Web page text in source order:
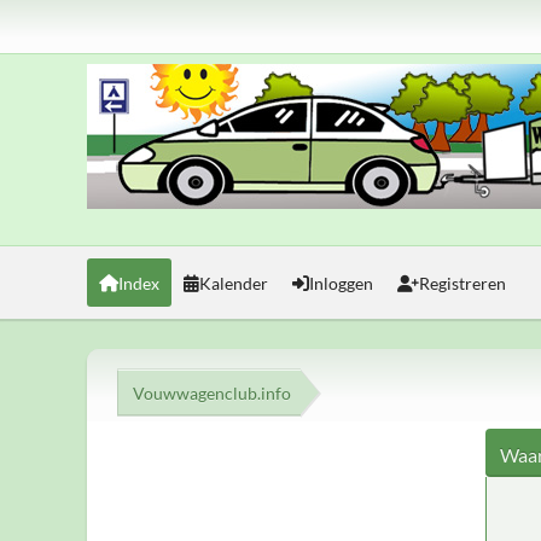
Index Kalender Inloggen Registreren
Vouwwagenclub.info